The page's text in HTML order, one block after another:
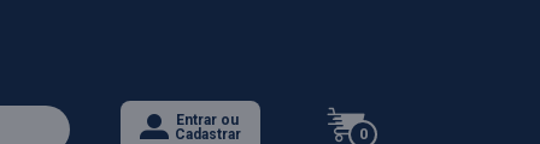
Entrar ou
Cadastrar
0